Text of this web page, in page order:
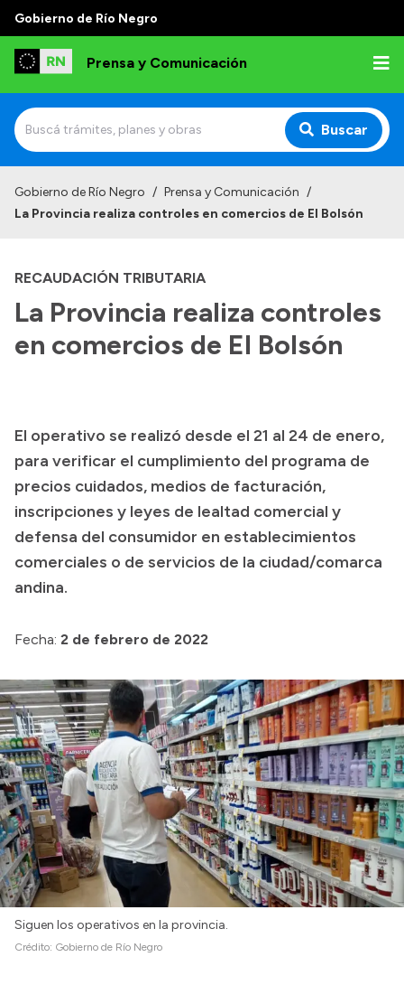
Gobierno de Río Negro
Prensa y Comunicación
Buscar
Autoridades
Archivo de noticias
Presupuesto
Boletín Oficial
Consulta de expedientes
Consulta de pago a proveedores
Convocatorias
Login
Gobierno de Río Negro / Prensa y Comunicación /
La Provincia realiza controles en comercios de El Bolsón
RECAUDACIÓN TRIBUTARIA
La Provincia realiza controles
en comercios de El Bolsón
El operativo se realizó desde el 21 al 24 de enero,
para verificar el cumplimiento del programa de
precios cuidados, medios de facturación,
inscripciones y leyes de lealtad comercial y
defensa del consumidor en establecimientos
comerciales o de servicios de la ciudad/comarca
andina.
Fecha: 2 de febrero de 2022
Siguen los operativos en la provincia.
Crédito: Gobierno de Río Negro